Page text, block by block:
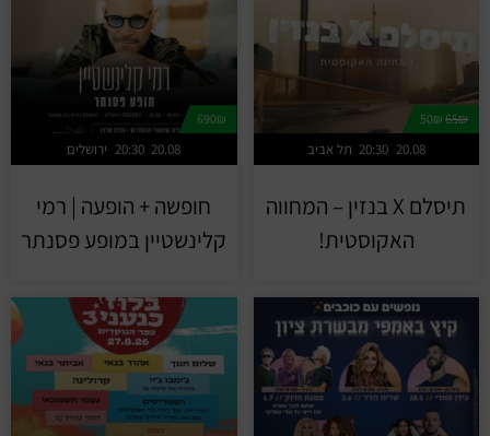
65₪
תל אביב 20:30 20.08
תיסלם X בנזין – המחווה
האקוסטית!
690₪
ירושלים 20:30 20.08
חופשה + הופעה | רמי
קלינשטיין במופע פסנתר